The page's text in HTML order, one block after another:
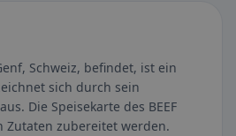
Schweiz, befindet, ist ein
sich durch sein
Die Speisekarte des BEEF
Zutaten zubereitet werden.